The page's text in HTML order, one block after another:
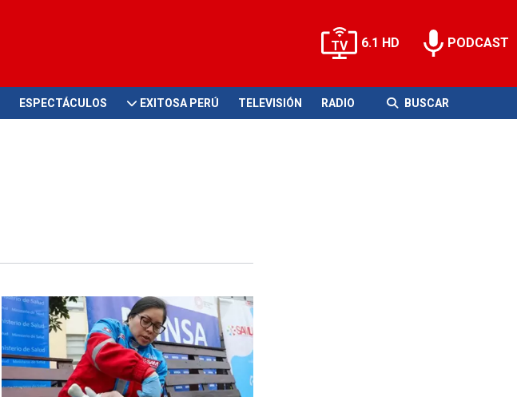
6.1 HD PODCAST
ESPECTÁCULOS EXITOSA PERÚ TELEVISIÓN RADIO BUSCAR
Puedes salvar una vida